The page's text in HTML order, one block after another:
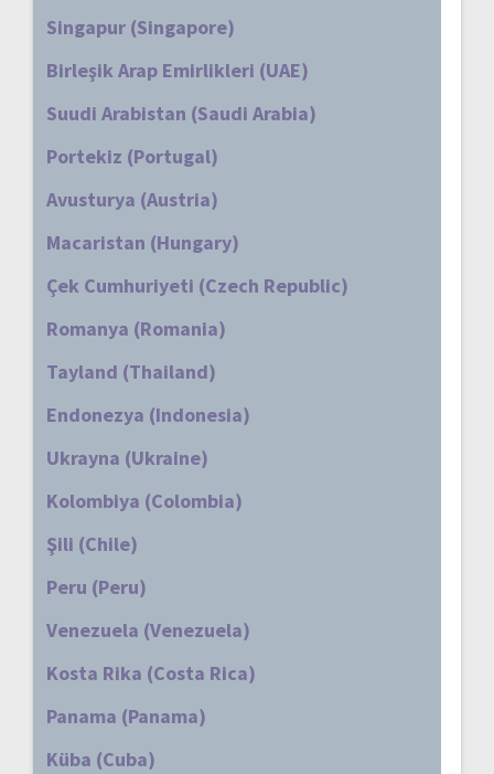
Singapur (Singapore)
Birleşik Arap Emirlikleri (UAE)
Suudi Arabistan (Saudi Arabia)
Portekiz (Portugal)
Avusturya (Austria)
Macaristan (Hungary)
Çek Cumhuriyeti (Czech Republic)
Romanya (Romania)
Tayland (Thailand)
Endonezya (Indonesia)
Ukrayna (Ukraine)
Kolombiya (Colombia)
Şili (Chile)
Peru (Peru)
Venezuela (Venezuela)
Kosta Rika (Costa Rica)
Panama (Panama)
Küba (Cuba)